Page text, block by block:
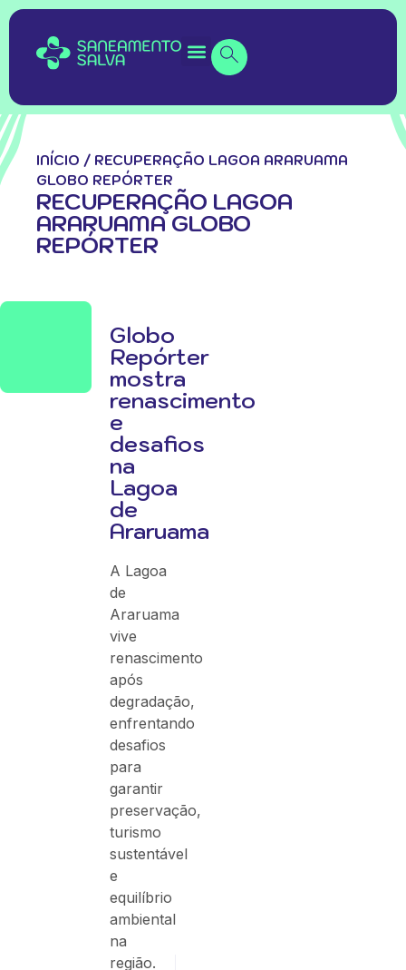
INÍCIO / RECUPERAÇÃO LAGOA ARARUAMA
GLOBO REPÓRTER
RECUPERAÇÃO LAGOA
ARARUAMA GLOBO
REPÓRTER
Globo
Repórter
mostra
renascimento
e
desafios
na
Lagoa
de
Araruama
A Lagoa
de
Araruama
vive
renascimento
após
degradação,
enfrentando
desafios
para
garantir
preservação,
turismo
sustentável
e
equilíbrio
ambiental
na
região.